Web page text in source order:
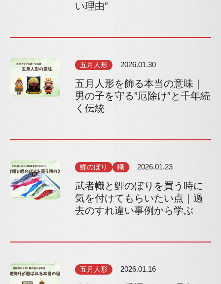
い理由”
五月人形 2026.01.30
五月人形を飾る本当の意味｜
男の子を守る”厄除け”と千年続
く伝統
鯉のぼり 幟 2026.01.23
武者幟と鯉のぼりを買う時に
気を付けてもらいたい点｜過
去のすれ違い事例から学ぶ
五月人形 2026.01.16